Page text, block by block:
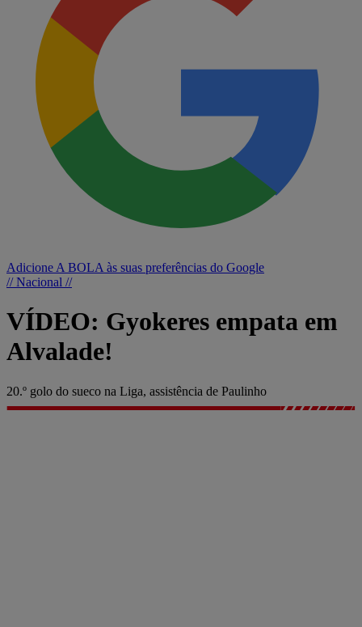
Adicione A BOLA às suas preferências do Google
// Nacional //
VÍDEO: Gyokeres empata em
Alvalade!
20.º golo do sueco na Liga, assistência de Paulinho